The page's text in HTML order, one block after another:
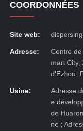
COORDONNÉES
Site web:
Adresse:
Centre
mart City,
d'Ezhou,
Usine:
Adresse
e
de
ne ;